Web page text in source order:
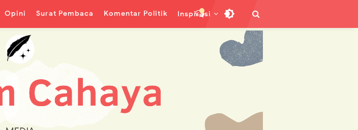
Opini Surat Pembaca Komentar Politik Inspirasi